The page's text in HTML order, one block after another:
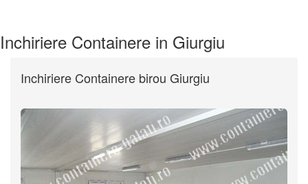
Inchiriere Containere in Giurgiu
Inchiriere Containere birou Giurgiu